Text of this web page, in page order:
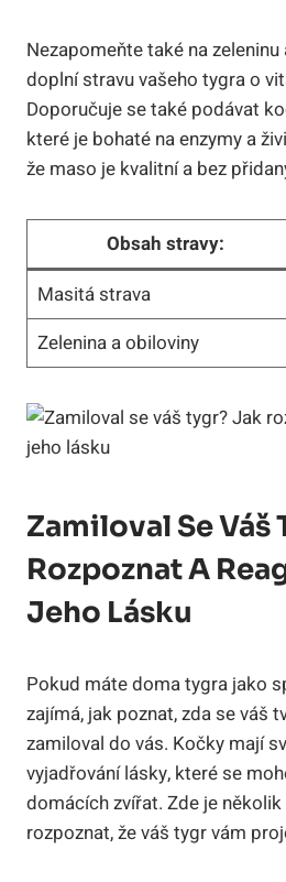
Nezapomeňte také na
doplní stravu ⁣vašeho tygra o
Doporučuje se také podávat
které je bohaté na enzymy a
že⁣ maso je kvalitní a⁤ bez
Obsah stravy:
Masitá strava
Zelenina a obiloviny
Zamiloval Se​
Rozpoznat A
Jeho Lásku
Pokud máte ⁤doma tygra⁢ jako
zajímá, jak poznat,‌ zda se ⁤váš
⁣zamiloval do vás. Kočky mají
vyjadřování lásky, které se
domácích zvířat. Zde je
rozpoznat, že váš tygr vám